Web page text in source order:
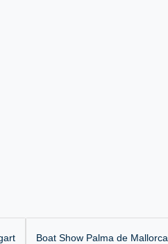
Boat Show Palma de Mallorca